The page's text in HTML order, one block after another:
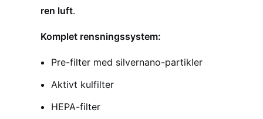
ren luft.
Komplet rensningssystem:
Pre-filter med silvernano-partikler
Aktivt kulfilter
HEPA-filter